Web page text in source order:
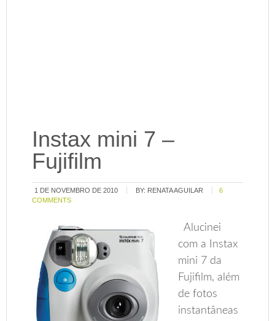
Instax mini 7 –
Fujifilm
1 DE NOVEMBRO DE 2010 BY: RENATA AGUILAR
6
COMMENTS
Alucinei
com a Instax
mini 7 da
Fujifilm, além
de fotos
instantâneas